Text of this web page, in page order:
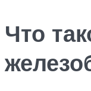
Что